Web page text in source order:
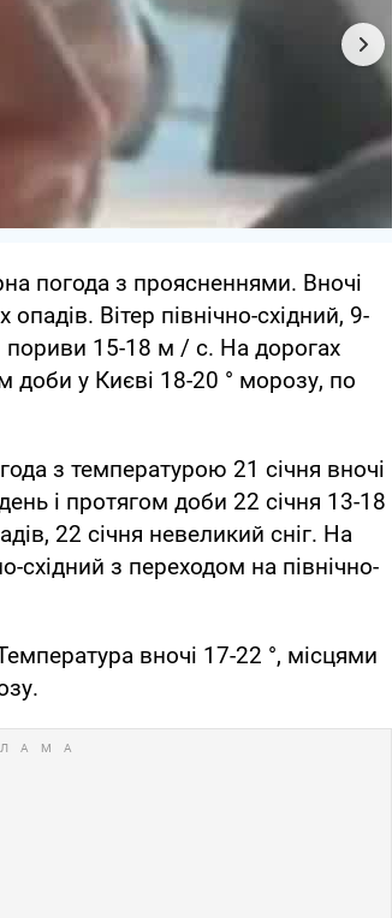
погода з проясненнями. Вночі
Вітер північно-східний, 9-
пориви 15-18 м / с. На дорогах
доби у Києві 18-20 ° морозу, по
з температурою 21 січня вночі
і протягом доби 22 січня 13-18
22 січня невеликий сніг. На
східний з переходом на північно-
вночі 17-22 °, місцями